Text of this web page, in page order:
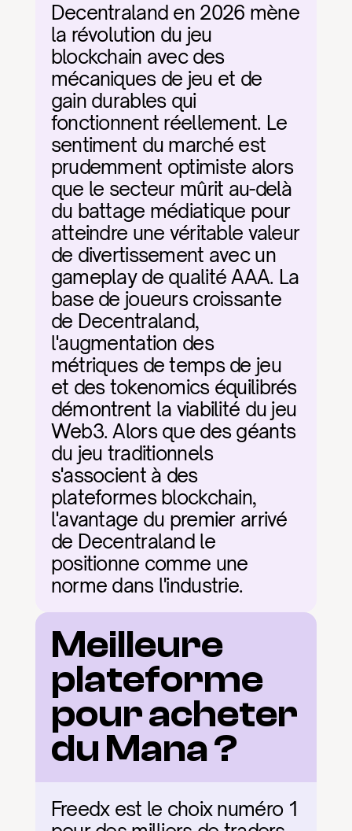
Decentraland en 2026 mène
la révolution du jeu
blockchain avec des
mécaniques de jeu et de
gain durables qui
fonctionnent réellement. Le
sentiment du marché est
prudemment optimiste alors
que le secteur mûrit au-delà
du battage médiatique pour
atteindre une véritable valeur
de divertissement avec un
gameplay de qualité AAA. La
base de joueurs croissante
de Decentraland,
l'augmentation des
métriques de temps de jeu
et des tokenomics équilibrés
démontrent la viabilité du jeu
Web3. Alors que des géants
du jeu traditionnels
s'associent à des
plateformes blockchain,
l'avantage du premier arrivé
de Decentraland le
positionne comme une
norme dans l'industrie.
Meilleure
plateforme
pour acheter
du Mana ?
Freedx est le choix numéro 1